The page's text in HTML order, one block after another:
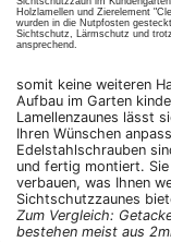
Holzlamellen und Zierelement
wurden in die Nutpfosten gesteckt.
Sichtschutz, Lärmschutz und
ansprechend.
somit keine weiteren
Aufbau im Garten
Lamellenzaunes lässt
Ihren Wünschen
Edelstahlschrauben
und fertig montiert.
verbauen, was Ihnen
Sichtschutzzaunes
Zum Vergleich:
bestehen meist aus